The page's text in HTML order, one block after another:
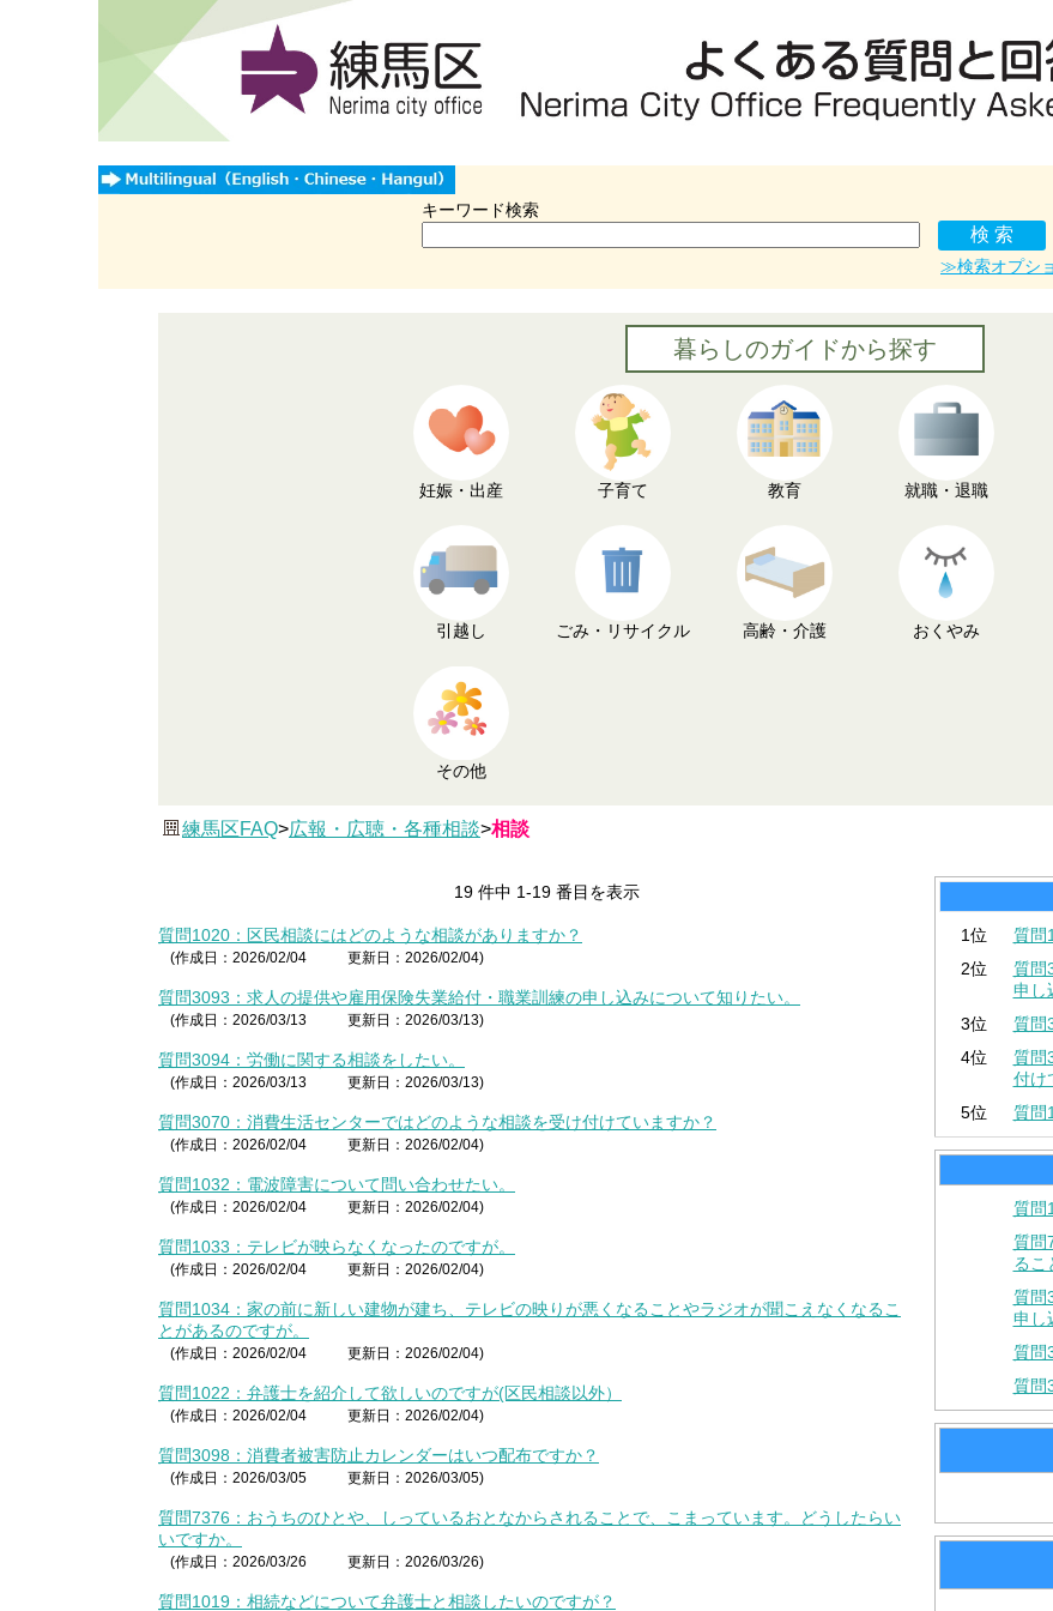
キーワード検索
≫検索オプシ
暮らしのガイドから探す
妊娠・出産 子育て 教育 就職・退職
引越し ごみ・リサイクル 高齢・介護 おくやみ
その他
練馬区FAQ>広報・広聴・各種相談>相談
19 件中 1-19 番目を表示
質問1020：区民相談にはどのような相談がありますか？
(作成日：2026/02/04 更新日：2026/02/04)
質問3093：求人の提供や雇用保険失業給付・職業訓練の申し込みについて知りたい。
(作成日：2026/03/13 更新日：2026/03/13)
質問3094：労働に関する相談をしたい。
(作成日：2026/03/13 更新日：2026/03/13)
質問3070：消費生活センターではどのような相談を受け付けていますか？
(作成日：2026/02/04 更新日：2026/02/04)
質問1032：電波障害について問い合わせたい。
(作成日：2026/02/04 更新日：2026/02/04)
質問1033：テレビが映らなくなったのですが。
(作成日：2026/02/04 更新日：2026/02/04)
質問1034：家の前に新しい建物が建ち、テレビの映りが悪くなることやラジオが聞こえなくなるこ
とがあるのですが。
(作成日：2026/02/04 更新日：2026/02/04)
質問1022：弁護士を紹介して欲しいのですが(区民相談以外）
(作成日：2026/02/04 更新日：2026/02/04)
質問3098：消費者被害防止カレンダーはいつ配布ですか？
(作成日：2026/03/05 更新日：2026/03/05)
質問7376：おうちのひとや、しっているおとなからされることで、こまっています。どうしたらい
いですか。
(作成日：2026/03/26 更新日：2026/03/26)
質問1019：相続などについて弁護士と相談したいのですが？
1位
質問
2位
質問
申し
3位
質問
4位
質問
付け
5位
質問
質問
質問
るこ
質問
申し
質問
質問